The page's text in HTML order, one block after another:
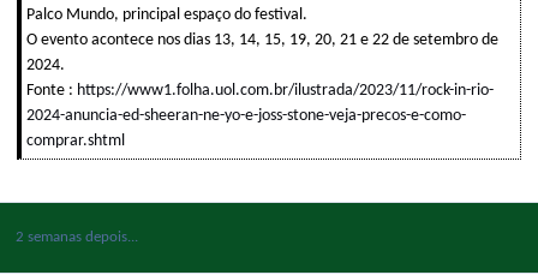
Palco Mundo, principal espaço do festival.
O evento acontece nos dias 13, 14, 15, 19, 20, 21 e 22 de setembro de
2024.
Fonte : https://www1.folha.uol.com.br/ilustrada/2023/11/rock-in-rio-
2024-anuncia-ed-sheeran-ne-yo-e-joss-stone-veja-precos-e-como-
comprar.shtml
2 semanas depois...